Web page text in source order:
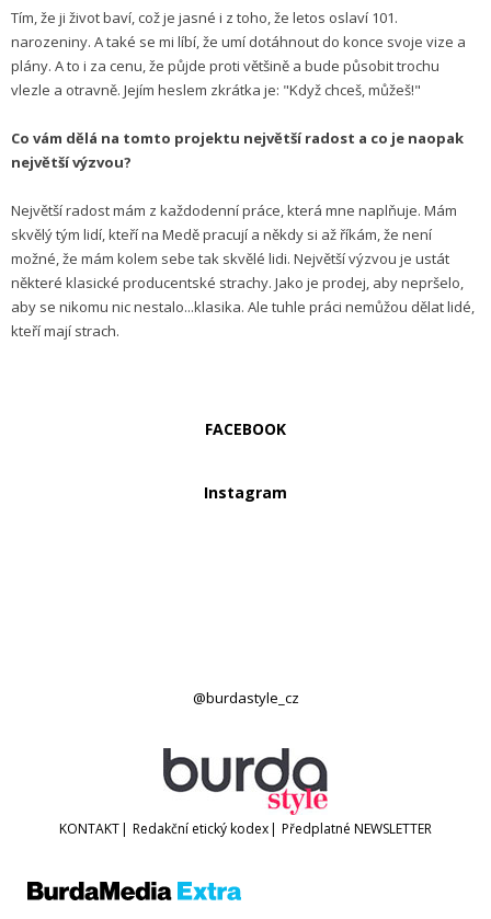
Tím, že ji život baví, což je jasné i z toho, že letos oslaví 101.
narozeniny. A také se mi líbí, že umí dotáhnout do konce svoje vize a
plány. A to i za cenu, že půjde proti většině a bude působit trochu
vlezle a otravně. Jejím heslem zkrátka je: "Když chceš, můžeš!"
Co vám dělá na tomto projektu největší radost a co je naopak
největší výzvou?
Největší radost mám z každodenní práce, která mne naplňuje. Mám
skvělý tým lidí, kteří na Medě pracují a někdy si až říkám, že není
možné, že mám kolem sebe tak skvělé lidi. Největší výzvou je ustát
některé klasické producentské strachy. Jako je prodej, aby nepršelo,
aby se nikomu nic nestalo...klasika. Ale tuhle práci nemůžou dělat lidé,
kteří mají strach.
FACEBOOK
Instagram
@burdastyle_cz
KONTAKT| Redakční etický kodex| Předplatné NEWSLETTER